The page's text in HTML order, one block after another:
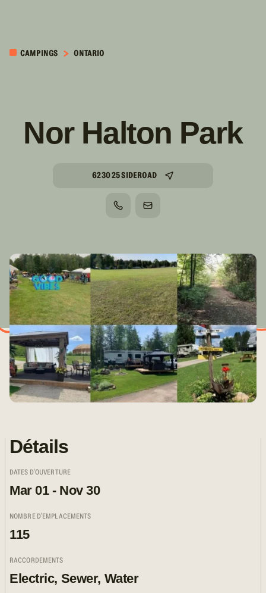
CONTENUCAMPINGS ONTARIO
Nor Halton Park
6230 25 SIDEROAD
TÉLÉPHONECOURRIEL
Détails
DATES D'OUVERTURE
Mar 01 - Nov 30
NOMBRE D'EMPLACEMENTS
115
RACCORDEMENTS
Electric, Sewer, Water